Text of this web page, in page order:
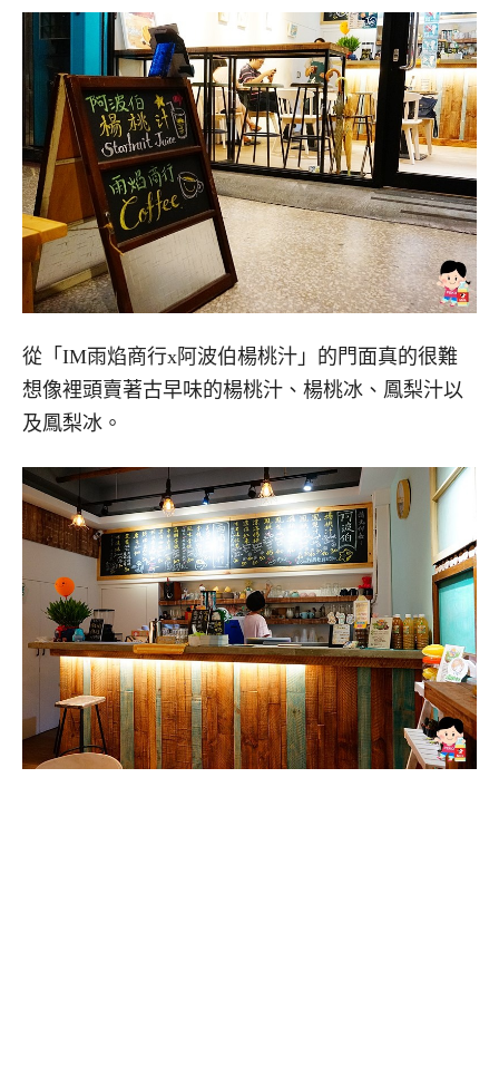
從「IM雨焰商行x阿波伯楊桃汁」的門面真的很難
想像裡頭賣著古早味的楊桃汁、楊桃冰、鳳梨汁以
及鳳梨冰。